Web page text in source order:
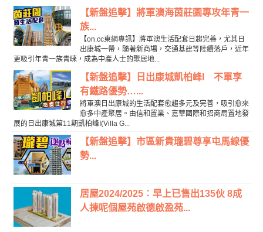
【新盤追擊】將軍澳海茵莊園專攻年青一
族...
【on.cc東網專訊】將軍澳生活配套日趨完善，尤其日
出康城一帶，隨著新商場，交通基建等陸續落戶，近年
更吸引年青一族青睞，成為中產人士的聚居地...
【新盤追擊】日出康城凱柏峰I 不單享
有鐵路優勢…...
將軍澳日出康城的生活配套愈趨多元及完善，吸引愈來
愈多中產聚居。由信和置業、嘉華國際和招商局置地發
展的日出康城第11期凱柏峰I(Villa G...
【新盤追擊】市區新貴瓏碧尊享屯馬線優
勢...
居屋2024/2025︰早上已售出135伙 8成
人揀呢個屋苑啟德啟盈苑...